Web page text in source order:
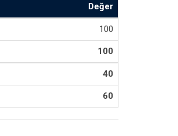
Değer
100
100
40
60